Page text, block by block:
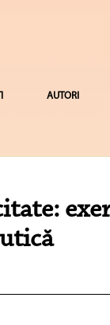
AUTORI